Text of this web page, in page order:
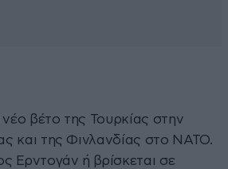
νέο βέτο της Τουρκίας στην
και της Φινλανδίας στο ΝΑΤΟ.
Ερντογάν ή βρίσκεται σε